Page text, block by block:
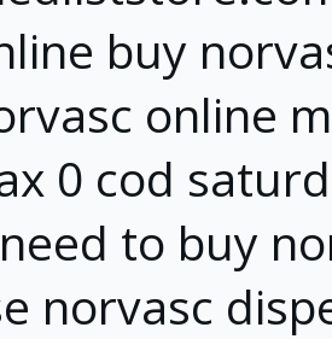
buy
online
0 cod
to buy
norvasc